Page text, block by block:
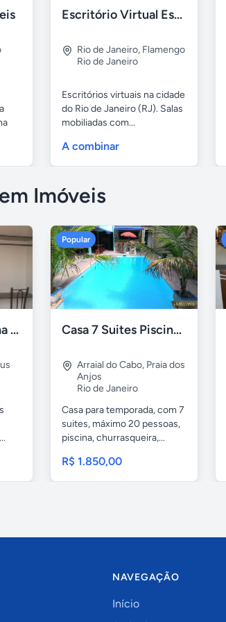
Escritório Virtual Espaço 2D
Rio de Janeiro, Flamengo
Rio de Janeiro
Escritórios virtuais na cidade
do Rio de Janeiro (RJ). Salas
mobiliadas com...
A combinar
Imóveis
Pensionato da Dona Maria - Uberlândia/MG
Popular
Casa 7 Suites Piscina - Praia dos Anjos
Arraial do Cabo, Praia dos
Anjos
Rio de Janeiro
Casa para temporada, com 7
suites, máximo 20 pessoas,
piscina, churrasqueira,...
R$ 1.850,00
NAVEGAÇÃO
Início